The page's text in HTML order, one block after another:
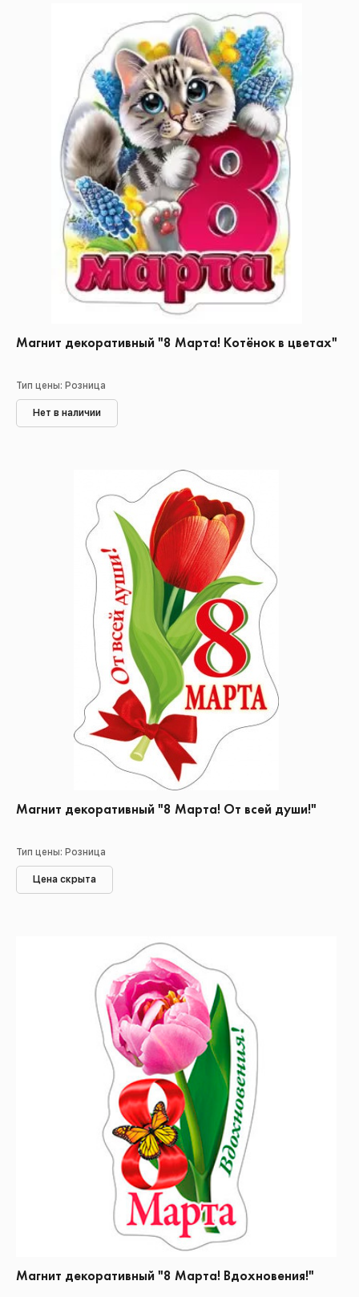
Магнит декоративный "8 Марта! Котёнок в цветах"
Тип цены: Розница
Нет в наличии
Магнит декоративный "8 Марта! От всей души!"
Тип цены: Розница
Цена скрыта
Магнит декоративный "8 Марта! Вдохновения!"